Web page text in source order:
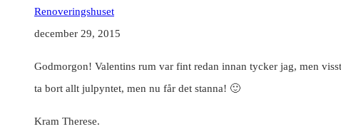
Renoveringshuset
december 29, 2015
Godmorgon! Valentins rum var fint redan innan tycker jag, men
ta bort allt julpyntet, men nu får det stanna! 🙂
Kram Therese.